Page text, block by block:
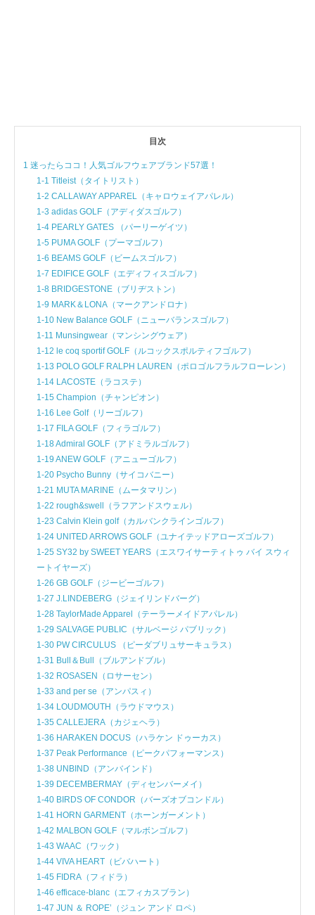
目次
1 迷ったらココ！人気ゴルフウェアブランド57選！
1-1 Titleist（タイトリスト）
1-2 CALLAWAY APPAREL（キャロウェイアパレル）
1-3 adidas GOLF（アディダスゴルフ）
1-4 PEARLY GATES （パーリーゲイツ）
1-5 PUMA GOLF（プーマゴルフ）
1-6 BEAMS GOLF（ビームスゴルフ）
1-7 EDIFICE GOLF（エディフィスゴルフ）
1-8 BRIDGESTONE（ブリヂストン）
1-9 MARK＆LONA（マークアンドロナ）
1-10 New Balance GOLF（ニューバランスゴルフ）
1-11 Munsingwear（マンシングウェア）
1-12 le coq sportif GOLF（ルコックスポルティフゴルフ）
1-13 POLO GOLF RALPH LAUREN（ポロゴルフラルフローレン）
1-14 LACOSTE（ラコステ）
1-15 Champion（チャンピオン）
1-16 Lee Golf（リーゴルフ）
1-17 FILA GOLF（フィラゴルフ）
1-18 Admiral GOLF（アドミラルゴルフ）
1-19 ANEW GOLF（アニューゴルフ）
1-20 Psycho Bunny（サイコバニー）
1-21 MUTA MARINE（ムータマリン）
1-22 rough&swell（ラフアンドスウェル）
1-23 Calvin Klein golf（カルバンクラインゴルフ）
1-24 UNITED ARROWS GOLF（ユナイテッドアローズゴルフ）
1-25 SY32 by SWEET YEARS（エスワイサーティトゥ バイ スウィ
ートイヤーズ）
1-26 GB GOLF（ジービーゴルフ）
1-27 J.LINDEBERG（ジェイリンドバーグ）
1-28 TaylorMade Apparel（テーラーメイドアパレル）
1-29 SALVAGE PUBLIC（サルベージ パブリック）
1-30 PW CIRCULUS （ピーダブリュサーキュラス）
1-31 Bull＆Bull（ブルアンドブル）
1-32 ROSASEN（ロサーセン）
1-33 and per se（アンパスィ）
1-34 LOUDMOUTH（ラウドマウス）
1-35 CALLEJERA（カジェヘラ）
1-36 HARAKEN DOCUS（ハラケン ドゥーカス）
1-37 Peak Performance（ピークパフォーマンス）
1-38 UNBIND（アンバインド）
1-39 DECEMBERMAY（ディセンバーメイ）
1-40 BIRDS OF CONDOR（バーズオブコンドル）
1-41 HORN GARMENT（ホーンガーメント）
1-42 MALBON GOLF（マルボンゴルフ）
1-43 WAAC（ワック）
1-44 VIVA HEART（ビバハート）
1-45 FIDRA（フィドラ）
1-46 efficace-blanc（エフィカスブラン）
1-47 JUN ＆ ROPE’（ジュン アンド ロペ）